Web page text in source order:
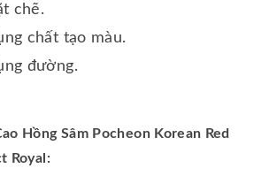
chẽ.
chất tạo màu.
đường.
Hồng Sâm Pocheon Korean Red
Royal: